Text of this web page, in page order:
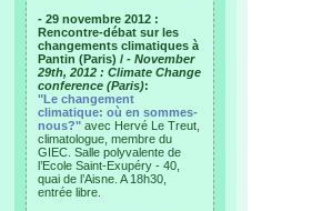
- 29 novembre 2012 :
Rencontre-débat sur les
changements climatiques à
Pantin (Paris) / - November
29th, 2012 : Climate Change
conference (Paris):
"Le changement
climatique: où en sommes-
nous?" avec Hervé Le Treut,
climatologue, membre du
GIEC. Salle polyvalente de
l’Ecole Saint-Exupéry - 40,
quai de l’Aisne. A 18h30,
entrée libre.